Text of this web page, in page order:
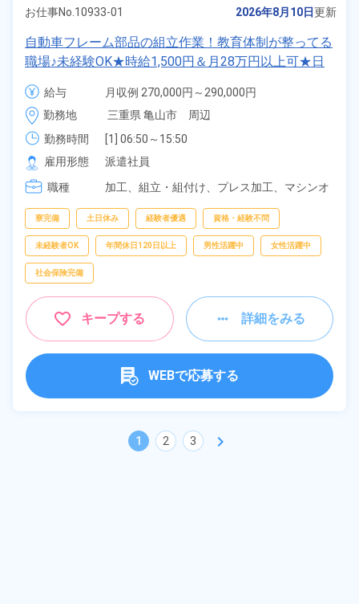
お仕事No. 10933-01 2026年8月10日更新
自動車フレーム部品の組立作業！教育体制が整ってる
職場♪未経験OK★時給1,500円＆月28万円以上可★日
払い制度あり！コツコツモクモク仕事♪社会保険完備
◎ワンルーム寮完備《三重県亀山市》
給与
月収例 270,000円～290,000円
時給 1,500円～1,500円
勤務地
三重県 亀山市　周辺
勤務時間
[1] 06:50～15:50
[2] 15:40～00:40
雇用形態
派遣社員
職種
加工、 組立・組付け、 プレス加工、 マシンオ
填・運搬
寮完備 土日休み 経験者優遇 資格・経験不問
未経験者OK 年間休日120日以上 男性活躍中 女性活躍中
社会保険完備
キープする 詳細をみる
WEBで応募する
1 2 3 chevron_right